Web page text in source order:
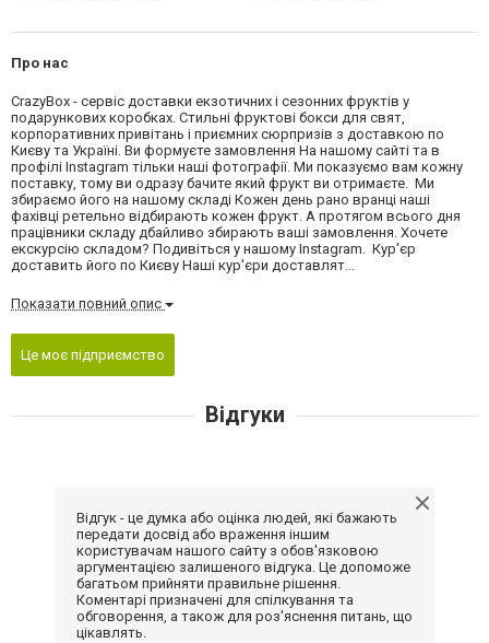
Про нас
CrazyBox - сервіс доставки екзотичних і сезонних фруктів у
подарункових коробках. Стильні фруктові бокси для свят,
корпоративних привітань і приємних сюрпризів з доставкою по
Києву та Україні. Ви формуєте замовлення На нашому сайті та в
профілі Instagram тільки наші фотографії. Ми показуємо вам кожну
поставку, тому ви одразу бачите який фрукт ви отримаєте. Ми
збираємо його на нашому складі Кожен день рано вранці наші
фахівці ретельно відбирають кожен фрукт. А протягом всього дня
працівники складу дбайливо збирають ваші замовлення. Хочете
екскурсію складом? Подивіться у нашому Instagram. Кур'єр
доставить його по Києву Наші кур'єри доставлят...
Показати повний опис
Це моє підприємство
Відгуки
Відгук - це думка або оцінка людей, які бажають
передати досвід або враження іншим
користувачам нашого сайту з обов'язковою
аргументацією залишеного відгука. Це допоможе
багатьом прийняти правильне рішення.
Коментарі призначені для спілкування та
обговорення, а також для роз'яснення питань, що
цікавлять.